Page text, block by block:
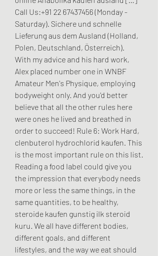
Call Us:+91 22 67437456 (Monday -
Saturday). Sichere und schnelle
Lieferung aus dem Ausland (Holland,
Polen, Deutschland, Österreich).
With my advice and his hard work,
Alex placed number one in WNBF
Amateur Men's Physique, employing
bodyweight only. And you'd better
believe that all the other rules here
were ones he lived and breathed in
order to succeed! Rule 6: Work Hard,
clenbuterol hydrochlorid kaufen. This
is the most important rule on this list.
Reading a food label could give you
the impression that everybody needs
more or less the same things, in the
same quantities, to be healthy,
steroide kaufen gunstig ilk steroid
kuru. We all have different bodies,
different goals, and different
lifestyles, and the way we eat should